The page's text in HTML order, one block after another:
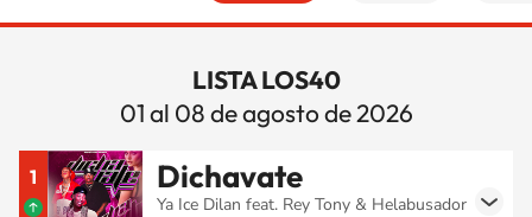
LISTA LOS40
01 al 08 de agosto de 2026
1 Dichavate
Ya Ice Dilan feat. Rey Tony & Helabusador